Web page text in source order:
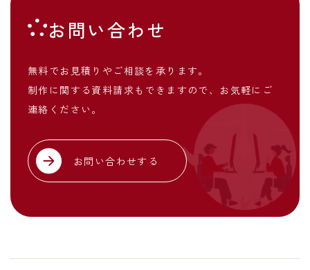
お問い合わせ
無料でお見積りやご相談を承ります。
制作に関する資料請求もできますので、お気軽にご
連絡ください。
お問い合わせする